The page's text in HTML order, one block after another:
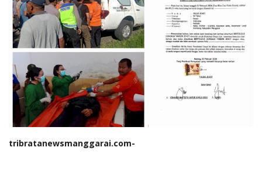
tribratanewsmanggarai.com-